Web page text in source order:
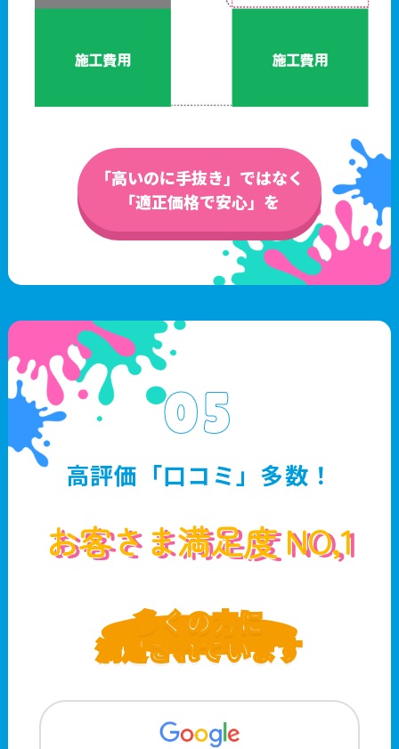
「高いのに手抜き」ではなく
「適正価格で安心」を
05
高評価「口コミ」多数！
お客さま満足度 NO,1
多くの方に
満足されています